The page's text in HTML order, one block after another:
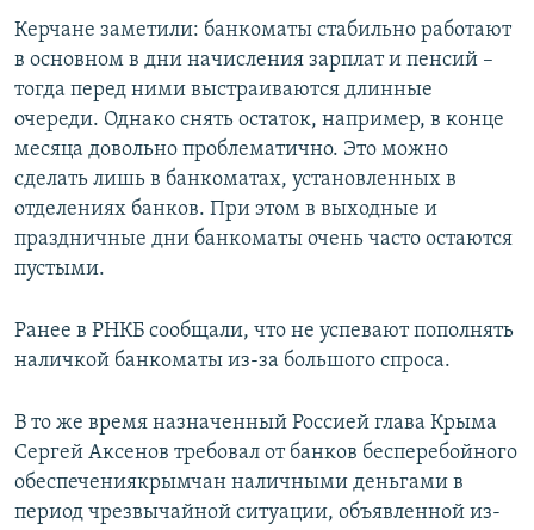
Керчане заметили: банкоматы стабильно работают
в основном в дни начисления зарплат и пенсий –
тогда перед ними выстраиваются длинные
очереди. Однако снять остаток, например, в конце
месяца довольно проблематично. Это можно
сделать лишь в банкоматах, установленных в
отделениях банков. При этом в выходные и
праздничные дни банкоматы очень часто остаются
пустыми.
Ранее в РНКБ сообщали, что не успевают пополнять
наличкой банкоматы из-за большого спроса.
В то же время назначенный Россией глава Крыма
Сергей Аксенов требовал от банков бесперебойного
обеспечениякрымчан наличными деньгами в
период чрезвычайной ситуации, объявленной из-